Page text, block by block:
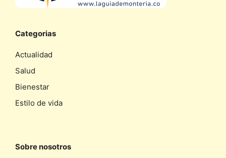
Categorias
Actualidad
Salud
Bienestar
Estilo de vida
Sobre nosotros